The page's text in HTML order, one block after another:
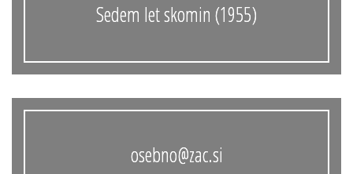
Sedem let skomin (1955)
osebno@zac.si